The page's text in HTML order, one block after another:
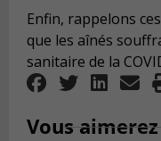
Enfin, rappelons
que les aînés
sanitaire de la
Vous